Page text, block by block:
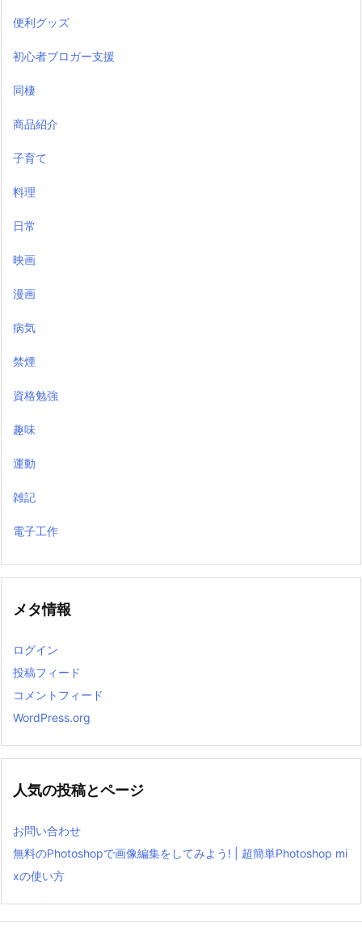
便利グッズ
初心者ブロガー支援
同棲
商品紹介
子育て
料理
日常
映画
漫画
病気
禁煙
資格勉強
趣味
運動
雑記
電子工作
メタ情報
ログイン
投稿フィード
コメントフィード
WordPress.org
人気の投稿とページ
お問い合わせ
無料のPhotoshopで画像編集をしてみよう! | 超簡単Photoshop mi
xの使い方